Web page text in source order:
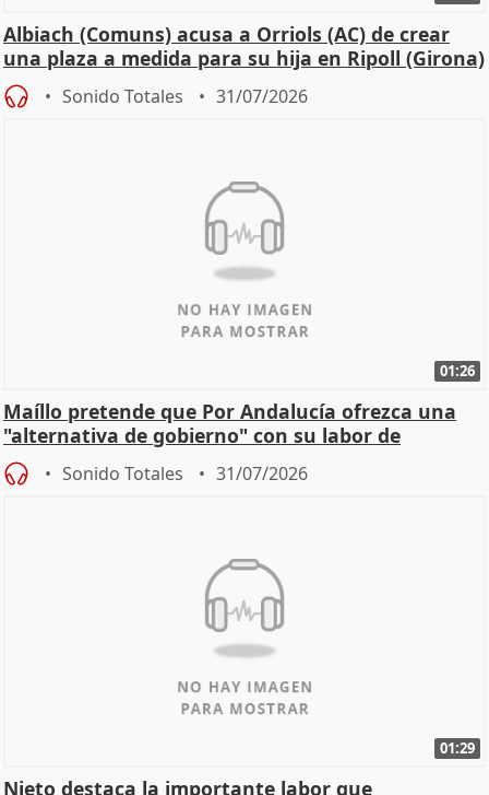
Albiach (Comuns) acusa a Orriols (AC) de crear
una plaza a medida para su hija en Ripoll (Girona)
Sonido Totales 31/07/2026
01:26
Maíllo pretende que Por Andalucía ofrezca una
"alternativa de gobierno" con su labor de
oposición
Sonido Totales 31/07/2026
01:29
Nieto destaca la importante labor que